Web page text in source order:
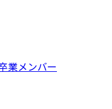
業メンバー